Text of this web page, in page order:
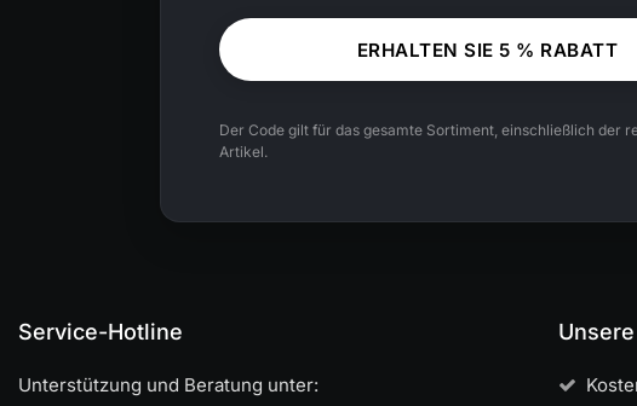
ERHALTEN SIE 5 % RABATT
Der Code gilt für das gesamte Sortiment, einschließlich der
Artikel.
Service-Hotline
Unterstützung und Beratung unter: